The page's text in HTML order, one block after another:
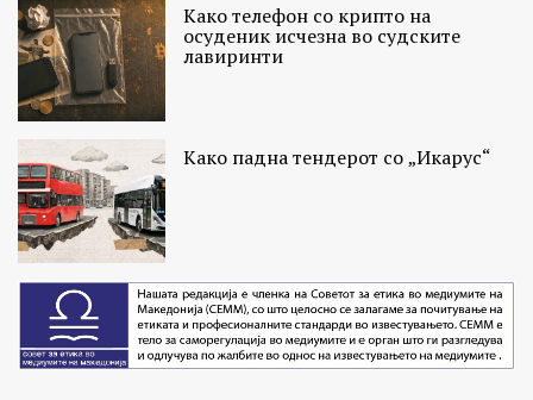
Како телефон со крипто на
осуденик исчезна во судските
лавиринти
Како падна тендерот со „Икарус“